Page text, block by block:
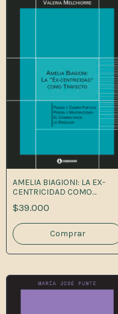
AMELIA BIAGIONI: LA EX-
CENTRICIDAD COMO
TRAYECTO
$39.000